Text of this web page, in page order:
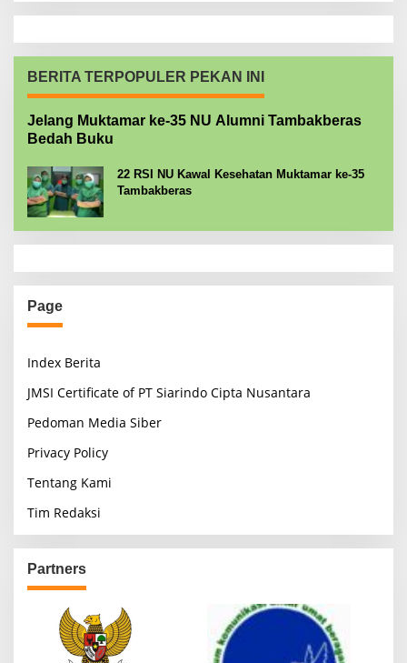
BERITA TERPOPULER PEKAN INI
Jelang Muktamar ke-35 NU Alumni Tambakberas
Bedah Buku
22 RSI NU Kawal Kesehatan Muktamar ke-35
Tambakberas
Page
Index Berita
JMSI Certificate of PT Siarindo Cipta Nusantara
Pedoman Media Siber
Privacy Policy
Tentang Kami
Tim Redaksi
Partners